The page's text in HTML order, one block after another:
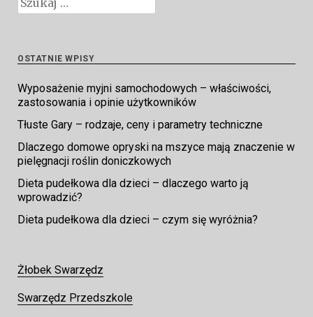
OSTATNIE WPISY
Wyposażenie myjni samochodowych – właściwości,
zastosowania i opinie użytkowników
Tłuste Gary – rodzaje, ceny i parametry techniczne
Dlaczego domowe opryski na mszyce mają znaczenie w
pielęgnacji roślin doniczkowych
Dieta pudełkowa dla dzieci – dlaczego warto ją
wprowadzić?
Dieta pudełkowa dla dzieci – czym się wyróżnia?
Żłobek Swarzędz
Swarzędz Przedszkole